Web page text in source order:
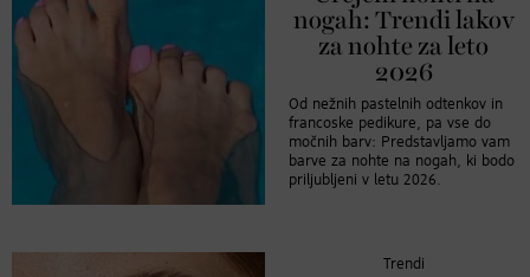
nogah: Trendi lakov
za nohte za leto
2026
Od nežnih pastelnih odtenkov in
francoske pedikure, pa vse do
močnih barv: Predstavljamo vam
barve za nohte na nogah, ki bodo
priljubljeni v letu 2026.
Trendi